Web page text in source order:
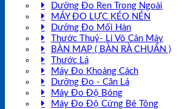
Dưỡng Đo Ren Trong Ngoài
MÁY ĐO LỰC KÉO NÉN
Dưỡng Đo Mối Hàn
Thước Thuỷ- Li Vô Cân Máy
BÀN MAP ( BÀN RÀ CHUẨN )
Thước Lá
Máy Đo Khoảng Cách
Dưỡng Đo - Căn Lá
Máy Đo Độ Bóng
Máy Đo Độ Cứng Bê Tông